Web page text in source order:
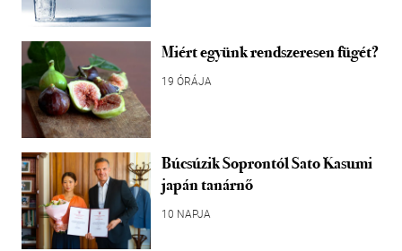
Miért együnk rendszeresen fügét?
19 ÓRÁJA
Búcsúzik Soprontól Sato Kasumi
japán tanárnő
10 NAPJA